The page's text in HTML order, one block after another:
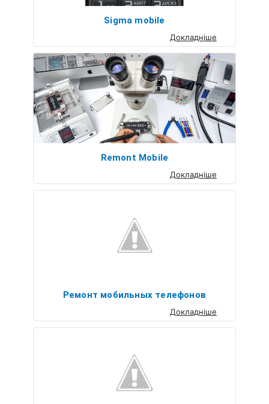
Sigma mobile
Докладніше
Remont Mobile
Докладніше
Ремонт мобильных телефонов
Докладніше